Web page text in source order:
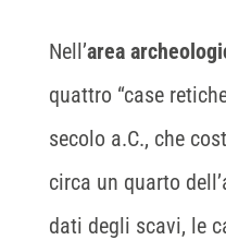
Nell’area
quattro “case
secolo a.C., che
circa un quarto
dati degli scavi, le